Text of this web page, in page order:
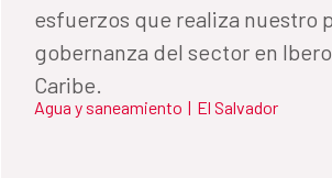
esfuerzos que realiza nuestro
gobernanza del sector en
Caribe.
Agua y saneamiento | El Salvador